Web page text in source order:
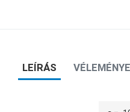
LEÍRÁS